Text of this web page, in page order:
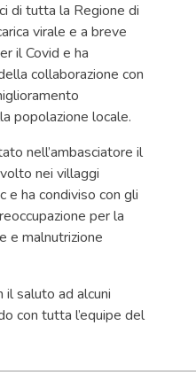
di tutta la Regione di
virale e a breve
il Covid e ha
collaborazione con
popolazione locale.
nell’ambasciatore il
nei villaggi
ha condiviso con gli
per la
e malnutrizione
il saluto ad alcuni
con tutta l’equipe del